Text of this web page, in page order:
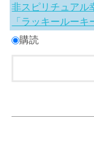
非スピリチュアル
「ラッキールーキ
購読